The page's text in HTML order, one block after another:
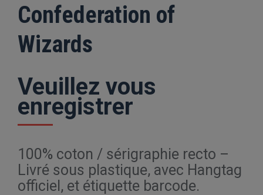
Confederation of
Wizards
Veuillez vous
enregistrer
100% coton / sérigraphie recto –
Livré sous plastique, avec Hangtag
officiel, et étiquette barcode.